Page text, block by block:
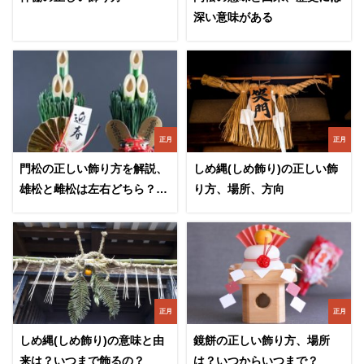
深い意味がある
正月
門松の正しい飾り方を解説、
雄松と雌松は左右どちら？飾
正月
しめ縄(しめ飾り)の正しい飾
り方、場所、方向
正月
しめ縄(しめ飾り)の意味と由
来は？いつまで飾るの？
正月
鏡餅の正しい飾り方、場所
は？いつからいつまで？